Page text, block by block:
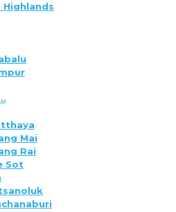
Highlands
Mai
Rai
Sot